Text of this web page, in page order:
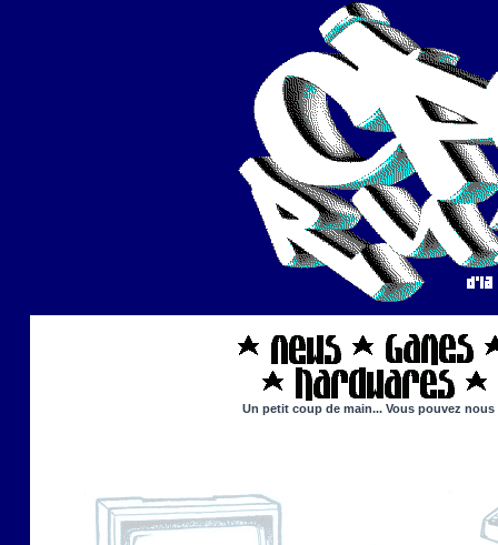
Un petit coup de main... Vous pouvez